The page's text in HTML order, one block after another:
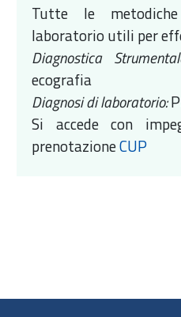
Tutte le
laboratorio utili per
Diagnostica
ecografia
Diagnosi di laboratorio:
Si accede con
prenotazioneCUP